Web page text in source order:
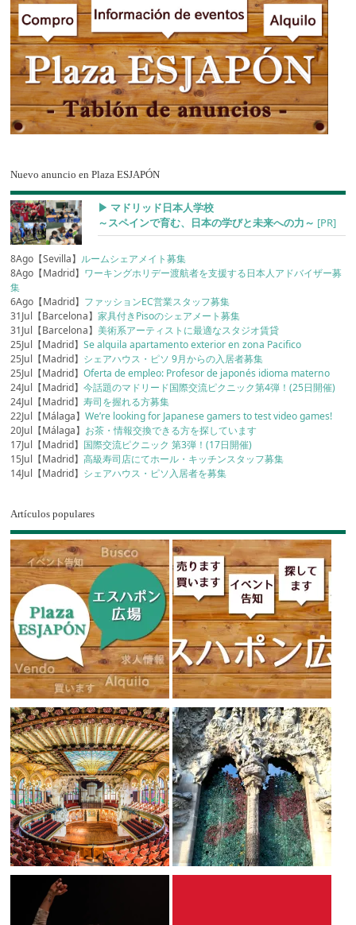
Nuevo anuncio en Plaza ESJAPÓN
▶︎ マドリッド日本人学校
～スペインで育む、日本の学びと未来への力～ [PR]
8Ago【Sevilla】 ルームシェアメイト募集
8Ago【Madrid】 ワーキングホリデー渡航者を支援する日本人アドバイザー募
集
6Ago【Madrid】 ファッションEC営業スタッフ募集
31Jul【Barcelona】家具付きPisoのシェアメート募集
31Jul【Barcelona】美術系アーティストに最適なスタジオ賃貸
25Jul【Madrid】Se alquila apartamento exterior en zona Pacifico
25Jul【Madrid】 シェアハウス・ピソ 9月からの入居者募集
25Jul【Madrid】Oferta de empleo: Profesor de japonés idioma materno
24Jul【Madrid】今話題のマドリード国際交流ピクニック第4弾！(25日開催)
24Jul【Madrid】寿司を握れる方募集
22Jul【Málaga】We’re looking for Japanese gamers to test video games!
20Jul【Málaga】 お茶・情報交換できる方を探しています
17Jul【Madrid】 国際交流ピクニック 第3弾！(17日開催)
15Jul【Madrid】高級寿司店にてホール・キッチンスタッフ募集
14Jul【Madrid】 シェアハウス・ピソ入居者を募集
Artículos populares